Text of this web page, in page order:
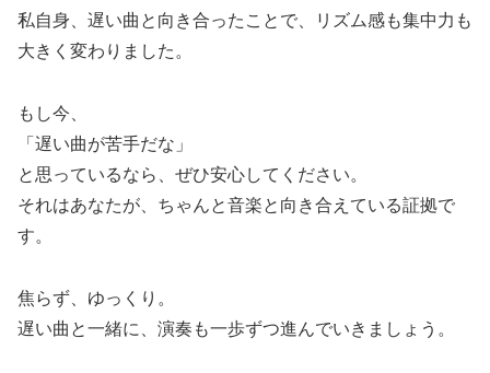
私自身、遅い曲と向き合ったことで、リズム感も集中力も
大きく変わりました。
もし今、
「遅い曲が苦手だな」
と思っているなら、ぜひ安心してください。
それはあなたが、ちゃんと音楽と向き合えている証拠で
す。
焦らず、ゆっくり。
遅い曲と一緒に、演奏も一歩ずつ進んでいきましょう。